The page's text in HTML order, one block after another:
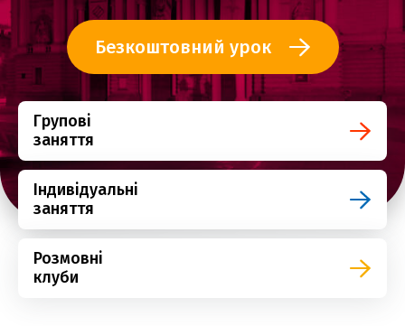
Безкоштовний урок
Групові
заняття
Індивідуальні
заняття
Розмовні
клуби